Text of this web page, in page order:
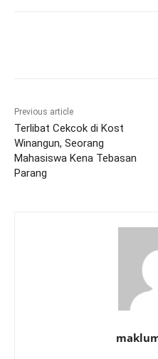
Previous article
Terlibat Cekcok di Kost
Winangun, Seorang
Mahasiswa Kena Tebasan
Parang